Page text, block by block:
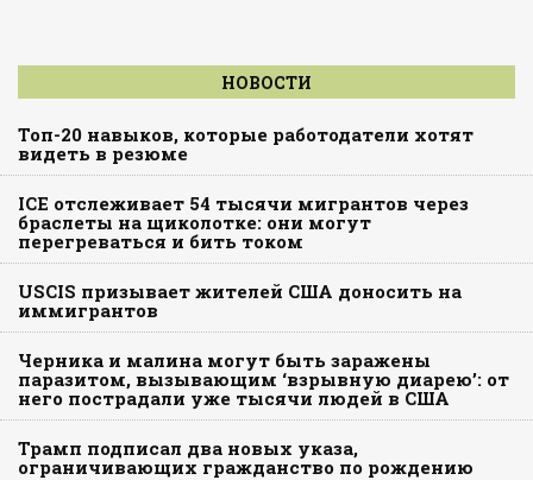
НОВОСТИ
Топ-20 навыков, которые работодатели хотят
видеть в резюме
ICE отслеживает 54 тысячи мигрантов через
браслеты на щиколотке: они могут
перегреваться и бить током
USCIS призывает жителей США доносить на
иммигрантов
Черника и малина могут быть заражены
паразитом, вызывающим ‘взрывную диарею’: от
него пострадали уже тысячи людей в США
Трамп подписал два новых указа,
ограничивающих гражданство по рождению